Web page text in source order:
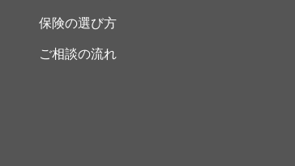
保険の選び方
ご相談の流れ